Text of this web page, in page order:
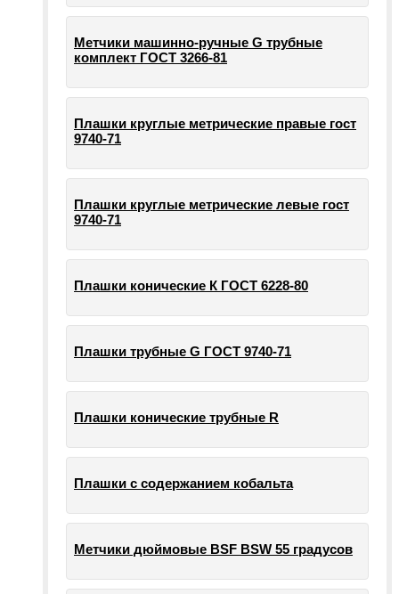
Метчики машинно-ручные G трубные
комплект ГОСТ 3266-81
Плашки круглые метрические правые гост
9740-71
Плашки круглые метрические левые гост
9740-71
Плашки конические К ГОСТ 6228-80
Плашки трубные G ГОСТ 9740-71
Плашки конические трубные R
Плашки с содержанием кобальта
Метчики дюймовые BSF BSW 55 градусов